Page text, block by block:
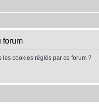
forum
les cookies réglés par ce forum ?